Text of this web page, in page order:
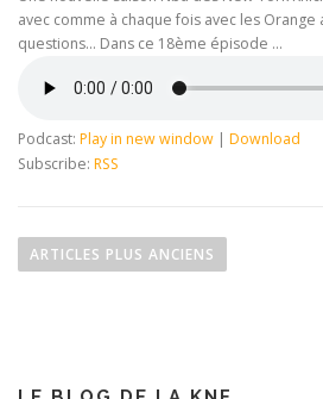
avec comme à chaque fois avec les Orange
questions… Dans ce 18ème épisode …
Podcast: Play in new window | Download
Subscribe: RSS
aARTICLES PLUS ANCIENS